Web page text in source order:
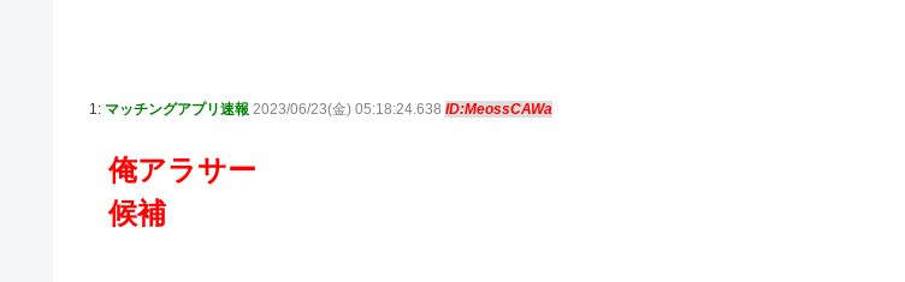
1: マッチングアプリ速報 2023/06/23(金) 05:18:24.638 ID:MeossCAWa
俺アラサー
候補